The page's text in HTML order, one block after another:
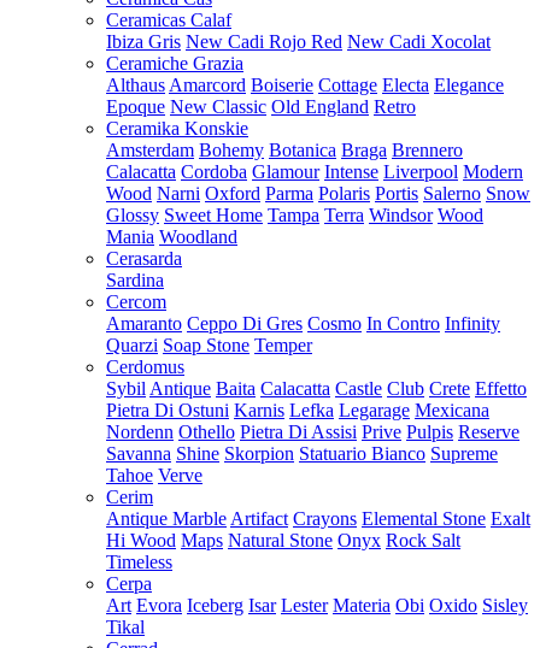
Ceramicas Calaf
Ibiza Gris New Cadi Rojo Red New Cadi Xocolat
Ceramiche Grazia
Althaus Amarcord Boiserie Cottage Electa Elegance
Epoque New Classic Old England Retro
Ceramika Konskie
Amsterdam Bohemy Botanica Braga Brennero
Calacatta Cordoba Glamour Intense Liverpool Modern
Wood Narni Oxford Parma Polaris Portis Salerno Snow
Glossy Sweet Home Tampa Terra Windsor Wood
Mania Woodland
Cerasarda
Sardina
Cercom
Amaranto Ceppo Di Gres Cosmo In Contro Infinity
Quarzi Soap Stone Temper
Cerdomus
Sybil Antique Baita Calacatta Castle Club Crete Effetto
Pietra Di Ostuni Karnis Lefka Legarage Mexicana
Nordenn Othello Pietra Di Assisi Prive Pulpis Reserve
Savanna Shine Skorpion Statuario Bianco Supreme
Tahoe Verve
Cerim
Antique Marble Artifact Crayons Elemental Stone Exalt
Hi Wood Maps Natural Stone Onyx Rock Salt
Timeless
Cerpa
Art Evora Iceberg Isar Lester Materia Obi Oxido Sisley
Tikal